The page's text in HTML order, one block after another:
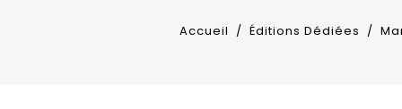
Accueil Éditions Dédiées